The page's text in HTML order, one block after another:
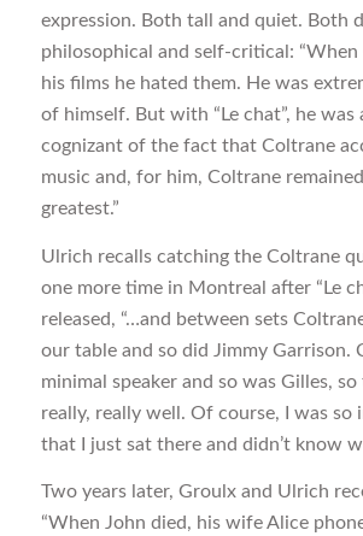
expression. Both tall and quiet. Both
philosophical and self-critical: “When
his films he hated them. He was
of himself. But with “Le chat”, he
cognizant of the fact that Coltrane
music and, for him, Coltrane
greatest.”
Ulrich recalls catching the Coltrane
one more time in Montreal after “Le
released, “…and between sets
our table and so did Jimmy Garrison.
minimal speaker and so was Gilles,
really, really well. Of course, I was so
that I just sat there and didn’t know
Two years later, Groulx and Ulrich
“When John died, his wife Alice